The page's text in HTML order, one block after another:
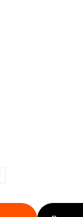
Express